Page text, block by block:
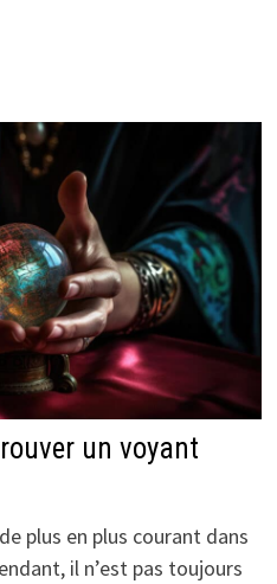
un voyant
plus en plus courant dans
il n’est pas toujours